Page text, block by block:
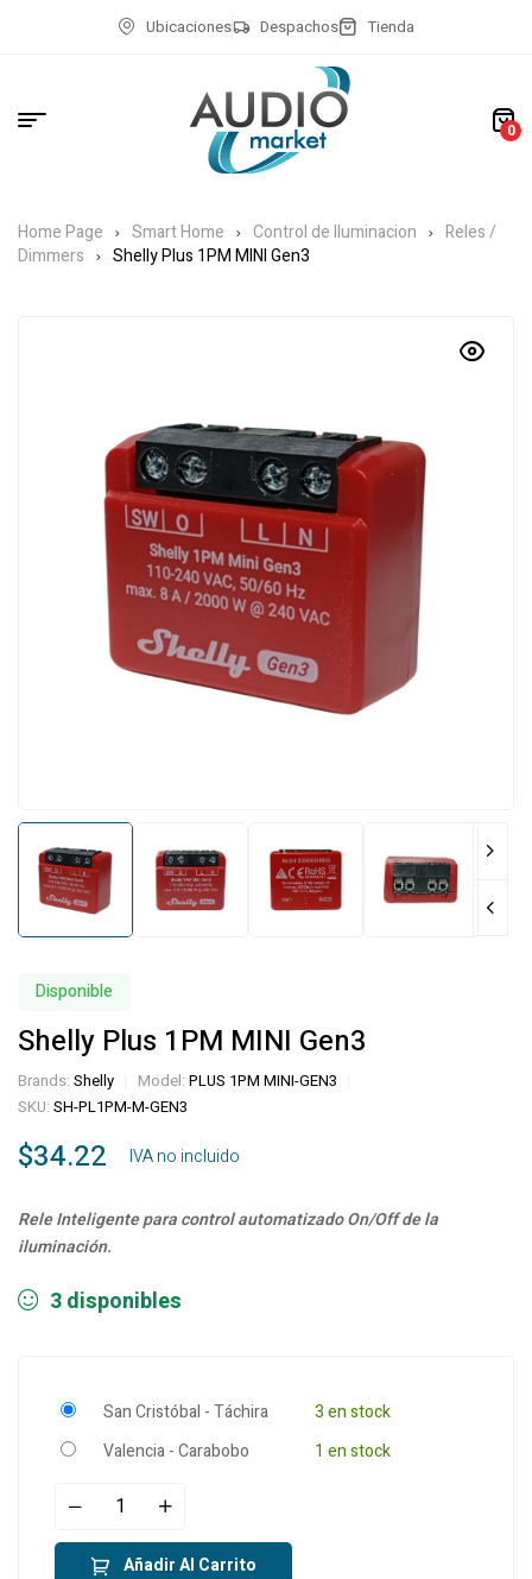
Ubicaciones Despachos Tienda
0
Home Page Smart Home Control de Iluminacion
Reles /
Dimmers
Shelly Plus 1PM MINI Gen3
Disponible
Shelly Plus 1PM MINI Gen3
Brands: Shelly Model: PLUS 1PM MINI-GEN3
SKU: SH-PL1PM-M-GEN3
$34.22 ‎ ‎ ‎ IVA no incluido
Rele Inteligente para control automatizado On/Off de la
iluminación.
3 disponibles
San Cristóbal - Táchira
3 en stock
Valencia - Carabobo
1 en stock
Añadir Al Carrito